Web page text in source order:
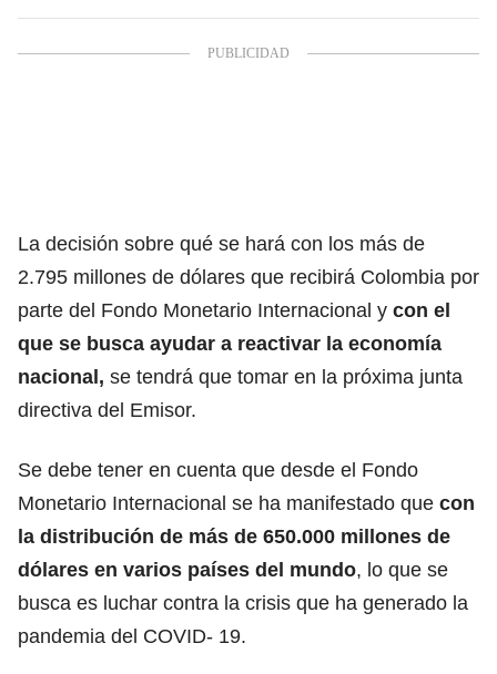
La decisión sobre qué se hará con los más de
2.795 millones de dólares que recibirá Colombia por
parte del Fondo Monetario Internacional y con el
que se busca ayudar a reactivar la economía
nacional, se tendrá que tomar en la próxima junta
directiva del Emisor.
Se debe tener en cuenta que desde el Fondo
Monetario Internacional se ha manifestado que con
la distribución de más de 650.000 millones de
dólares en varios países del mundo, lo que se
busca es luchar contra la crisis que ha generado la
pandemia del COVID- 19.